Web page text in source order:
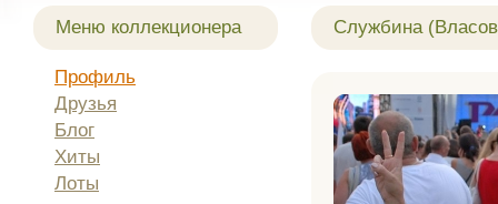
Службина
Меню коллекционера
Профиль
Друзья
Блог
Хиты
Лоты